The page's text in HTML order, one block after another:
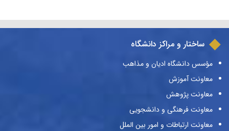
ساختار و مراکز دانشگاه
مؤسس دانشگاه ادیان و مذاهب
معاونت آموزش
معاونت پژوهش
معاونت فرهنگی و دانشجویی
معاونت ارتباطات و امور بین الملل